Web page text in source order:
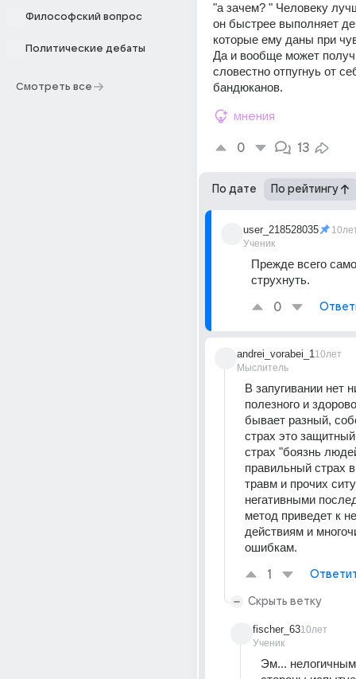
Философский вопрос
Политические дебаты
Смотреть все
"а зачем? " Человеку
он быстрее выполняет
которые ему даны при
Да и вообще может
словестно отпугнуь от
бандюканов.
мнения
0 13
По дате По рейтингу
user_218528035
Ученик
Прежде всего
струхнуть.
0
andrei_vorabei_1
Мыслитель
10лет
В запугивании нет
полезного и
бывает разный,
страх это
страх "боязнь
правильный страх
травм и прочих
негативными
метод приведет к
действиям и
ошибкам.
1
Скрыть ветку
fischer_63
Ученик
10лет
Эм...